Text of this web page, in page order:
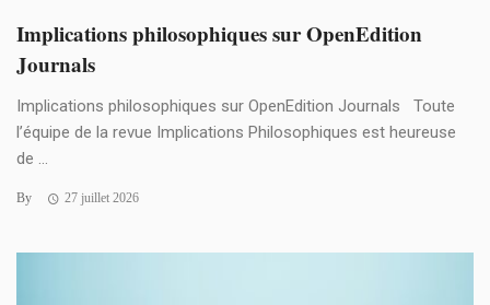
Implications philosophiques sur OpenEdition
Journals
Implications philosophiques sur OpenEdition Journals Toute
l’équipe de la revue Implications Philosophiques est heureuse
de ...
By 27 juillet 2026